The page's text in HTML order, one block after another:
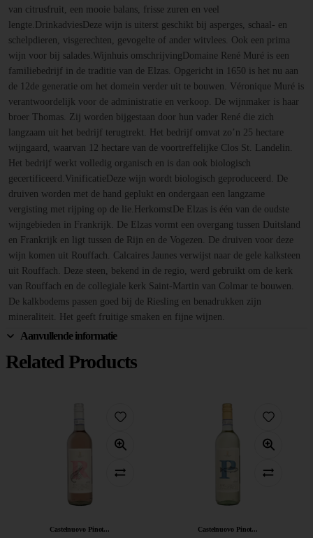
van citrusfruit, een mooie balans, frisse zuren en veel
lengte.DrinkadviesDeze wijn is uiterst geschikt bij asperges, schaal- en
schelpdieren, visgerechten, gevogelte of ander witvlees. Ook een prima
wijn voor bij salades.Wijnhuis omschrijvingDomaine René Muré is een
familiebedrijf in de traditie van de Elzas. Opgericht in 1650 is het nu aan
de 12de generatie om het domein verder uit te bouwen. Véronique Muré is
verantwoordelijk voor de administratie en verkoop. De wijnmaker is haar
broer Thomas. Zij worden bijgestaan door hun vader René die zich
langzaam uit het bedrijf terugtrekt. Het bedrijf omvat zo’n 25 hectare
wijngaard, waarvan 12 hectare van de voortreffelijke Clos St. Landelin.
Het bedrijf werkt volledig organisch en is dan ook biologisch
gecertificeerd.VinificatieDeze wijn wordt biologisch geproduceerd. De
druiven worden met de hand geplukt en ondergaan een langzame
vergisting met rijping op de lie.HerkomstDe Elzas is één van de oudste
wijngebieden in Frankrijk. De Elzas vormt een overgang tussen Duitsland
en Frankrijk en ligt tussen de Rijn en de Vogezen. De druiven voor deze
wijn komen uit Rouffach. Calcaires Jaunes verwijst naar de gele kalksteen
uit Rouffach. Deze steen, bekend in de regio, werd gebruikt om de kerk
van Rouffach en de collegiale kerk Saint-Martin van Colmar te bouwen.
De kalkbodems passen goed bij de Riesling en benadrukken zijn
mineraliteit. Het geeft fruitige smaken en fijne wijnen.
Aanvullende informatie
Related Products
Castelnuovo Pinot... Castelnuovo Pinot...